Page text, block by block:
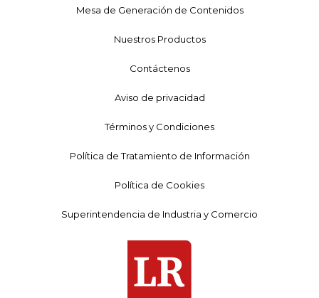
Mesa de Generación de Contenidos
Nuestros Productos
Contáctenos
Aviso de privacidad
Términos y Condiciones
Política de Tratamiento de Información
Política de Cookies
Superintendencia de Industria y Comercio